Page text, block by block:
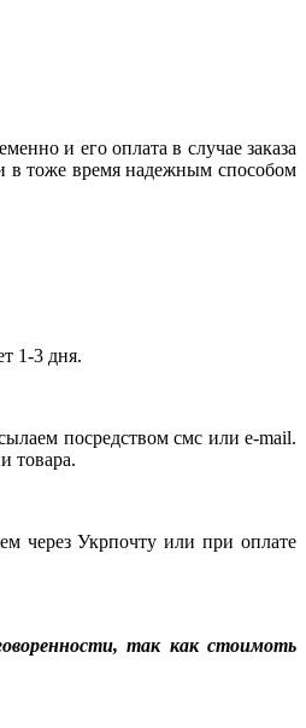
и его оплата в случае заказа
в тоже время надежным способом
1-3 дня.
посредством смс или e-mail.
товара.
через Укрпочту или при оплате
так как стоимоть